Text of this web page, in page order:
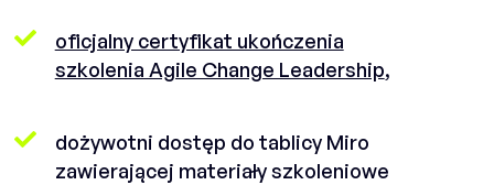
oficjalny certyfikat ukończenia
szkolenia Agile Change Leadership,
dożywotni dostęp do tablicy Miro
zawierającej materiały szkoleniowe